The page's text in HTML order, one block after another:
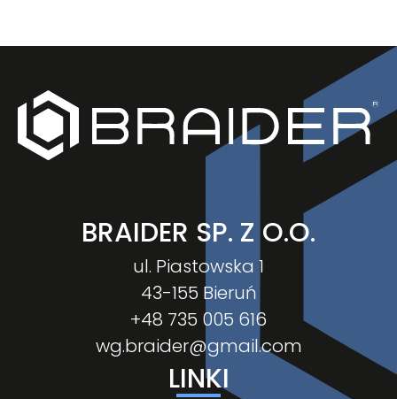
BRAIDER SP. Z O.O.
ul. Piastowska 1
43-155 Bieruń
+48 735 005 616
wg.braider@gmail.com
LINKI